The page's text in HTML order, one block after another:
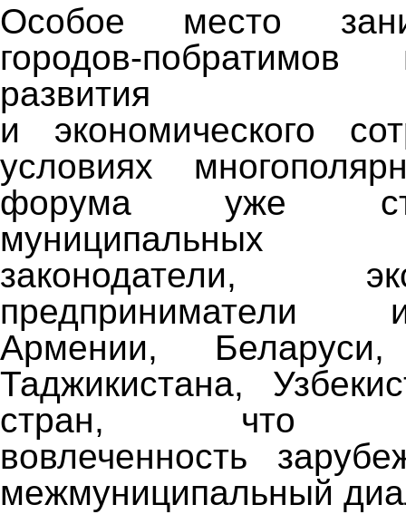
Особое место
городов-
развития
и экономического
условиях
форума уже
муниципальных
законодатели,
Армении, Беларуси,
Таджикистана,
стран, что
вовлеченность
межмуниципальный